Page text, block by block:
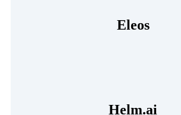
Eleos
Helm.ai